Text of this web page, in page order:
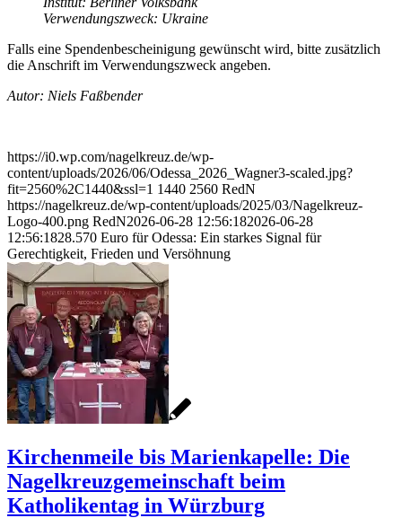
Verwendungszweck: Ukraine
Falls eine Spendenbescheinigung gewünscht wird, bitte zusätzlich
die Anschrift im Verwendungszweck angeben.
Autor: Niels Faßbender
https://i0.wp.com/nagelkreuz.de/wp-
content/uploads/2026/06/Odessa_2026_Wagner3-scaled.jpg?
fit=2560%2C1440&ssl=1 1440 2560 RedN
https://nagelkreuz.de/wp-content/uploads/2025/03/Nagelkreuz-
Logo-400.png RedN2026-06-28 12:56:182026-06-28
12:56:1828.570 Euro für Odessa: Ein starkes Signal für
Gerechtigkeit, Frieden und Versöhnung
Kirchenmeile bis Marienkapelle: Die
Nagelkreuzgemeinschaft beim
Katholikentag in Würzburg